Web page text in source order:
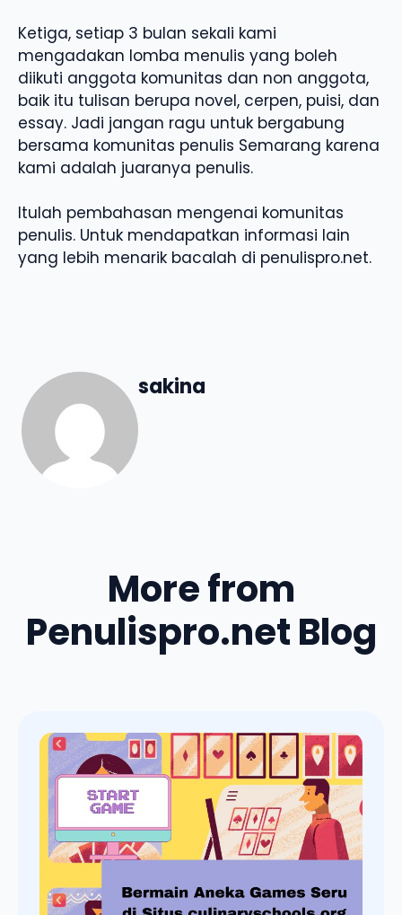
Ketiga, setiap 3 bulan sekali kami
mengadakan lomba menulis yang boleh
diikuti anggota komunitas dan non anggota,
baik itu tulisan berupa novel, cerpen, puisi, dan
essay. Jadi jangan ragu untuk bergabung
bersama komunitas penulis Semarang karena
kami adalah juaranya penulis.
Itulah pembahasan mengenai komunitas
penulis. Untuk mendapatkan informasi lain
yang lebih menarik bacalah di penulispro.net.
sakina
More from
Penulispro.net Blog